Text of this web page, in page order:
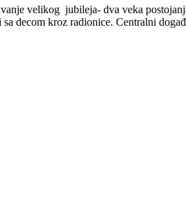
velikog jubileja- dva veka
decom kroz radionice. Centralni